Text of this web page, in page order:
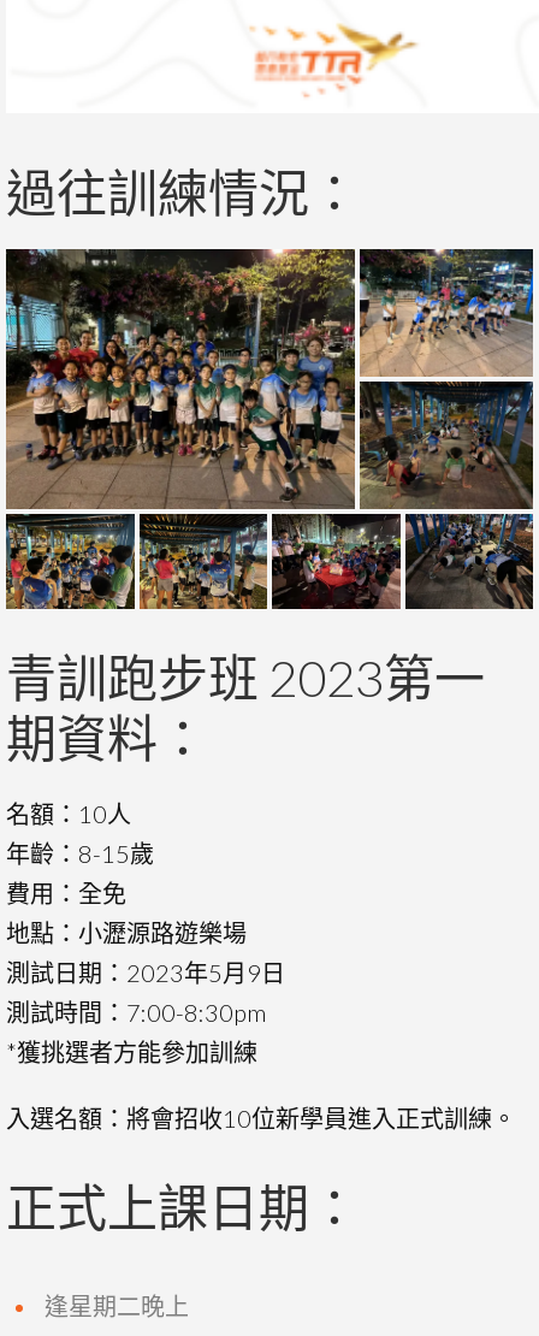
過往訓練情況：
青訓跑步班 2023第一
期資料：
名額：10人
年齡：8-15歲
費用：全免
地點：小瀝源路遊樂場
測試日期：2023年5月9日
測試時間：7:00-8:30pm
*獲挑選者方能參加訓練
入選名額：將會招收10位新學員進入正式訓練。
正式上課日期：
逢星期二晚上